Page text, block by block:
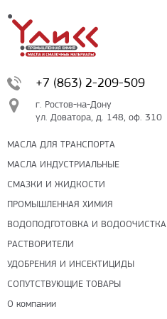
+7 (863) 2-209-509
г. Ростов-на-Дону
ул. Доватора, д. 148, оф. 310
МАСЛА ДЛЯ ТРАНСПОРТА
МАСЛА ИНДУСТРИАЛЬНЫЕ
СМАЗКИ И ЖИДКОСТИ
ПРОМЫШЛЕННАЯ ХИМИЯ
ВОДОПОДГОТОВКА И ВОДООЧИСТКА
РАСТВОРИТЕЛИ
УДОБРЕНИЯ И ИНСЕКТИЦИДЫ
СОПУТСТВУЮЩИЕ ТОВАРЫ
О компании